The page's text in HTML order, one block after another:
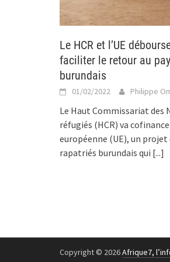
Le HCR et l’UE
faciliter le retour au
burundais
01/02/2022 Philippe
Le Haut Commissariat des
réfugiés (HCR) va
européenne (UE), un projet
rapatriés burundais qui [...]
Copyright © 2026Afrique7,